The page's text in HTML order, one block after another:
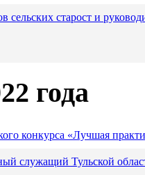
старост и
года
конкурса «Лучшая
служащий Тульской